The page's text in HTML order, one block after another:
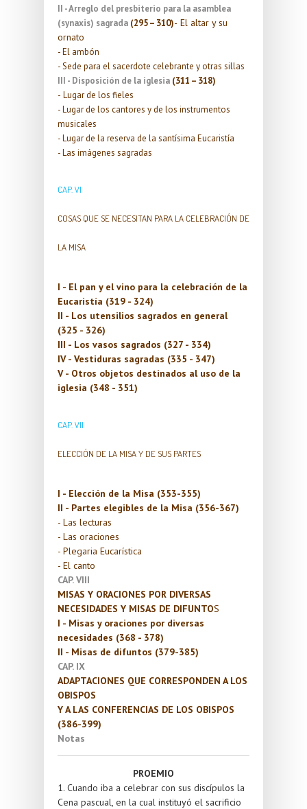
II - Arreglo del presbiterio para la asamblea
(synaxis) sagrada (295 – 310)- El altar y su
ornato
- El ambón
- Sede para el sacerdote celebrante y otras sillas
III - Disposición de la iglesia (311 – 318)
- Lugar de los fieles
- Lugar de los cantores y de los instrumentos
musicales
- Lugar de la reserva de la santísima Eucaristía
- Las imágenes sagradas
CAP. VI
COSAS QUE SE NECESITAN PARA LA CELEBRACIÓN DE
LA MISA
I - El pan y el vino para la celebración de la
Eucaristía (319 - 324)
II - Los utensilios sagrados en general
(325 - 326)
III - Los vasos sagrados (327 - 334)
IV - Vestiduras sagradas (335 - 347)
V - Otros objetos destinados al uso de la
iglesia (348 - 351)
CAP. VII
ELECCIÓN DE LA MISA Y DE SUS PARTES
I - Elección de la Misa (353-355)
II - Partes elegibles de la Misa (356-367)
- Las lecturas
- Las oraciones
- Plegaria Eucarística
- El canto
CAP. VIII
MISAS Y ORACIONES POR DIVERSAS
NECESIDADES Y MISAS DE DIFUNTOS
I - Misas y oraciones por diversas
necesidades (368 - 378)
II - Misas de difuntos (379-385)
CAP. IX
ADAPTACIONES QUE CORRESPONDEN A LOS
OBISPOS
Y A LAS CONFERENCIAS DE LOS OBISPOS
(386-399)
Notas
PROEMIO
1. Cuando iba a celebrar con sus discípulos la
Cena pascual, en la cual instituyó el sacrificio